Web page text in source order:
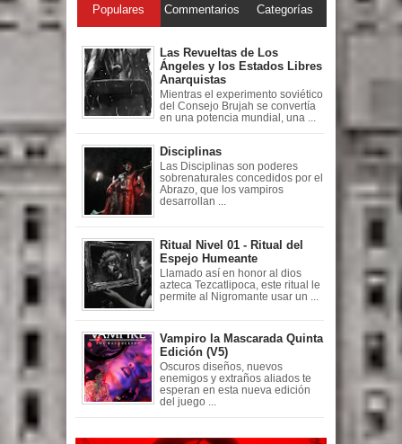
Populares Commentarios Categorías
Las Revueltas de Los
Ángeles y los Estados Libres
Anarquistas
Mientras el experimento soviético
del Consejo Brujah se convertía
en una potencia mundial, una ...
Disciplinas
Las Disciplinas son poderes
sobrenaturales concedidos por el
Abrazo, que los vampiros
desarrollan ...
Ritual Nivel 01 - Ritual del
Espejo Humeante
Llamado así en honor al dios
azteca Tezcatlipoca, este ritual le
permite al Nigromante usar un ...
Vampiro la Mascarada Quinta
Edición (V5)
Oscuros diseños, nuevos
enemigos y extraños aliados te
esperan en esta nueva edición
del juego ...